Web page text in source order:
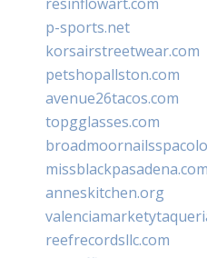
p-sports.net
korsairstreetwear.com
petshopallston.com
avenue26tacos.com
topgglasses.com
missblackpasadena.com
anneskitchen.org
reefrecordsllc.com